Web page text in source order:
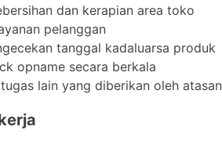
dan kerapian area toko
pelanggan
tanggal kadaluarsa produk
opname secara berkala
lain yang diberikan oleh atasan